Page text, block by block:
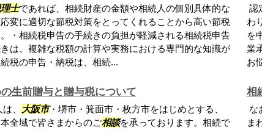
士であれば、相続財産の金額や相続人の個別具体的な
変に適切な節税対策をとってくれることから高い節税
・相続税申告の手続きの負担が軽減される相続税申告
は、複雑な税額の計算や実務における専門的な知識が
税の申告・納税は、相続...
認
わ
を
業
お
生前贈与と贈与税について
、 大阪市・堺市・箕面市・枚方市をはじめとする、
全域で皆さまからのご相談を承っております。相続で
相
な
ま